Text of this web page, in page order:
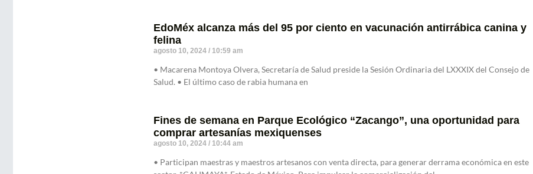
EdoMéx alcanza más del 95 por ciento en vacunación antirrábica canina y
felina
agosto 10, 2024 10:59 am
• Macarena Montoya Olvera, Secretaría de Salud preside la Sesión Ordinaria del LXXXIX del Consejo de
Salud. • El último caso de rabia humana en
Fines de semana en Parque Ecológico “Zacango”, una oportunidad para
comprar artesanías mexiquenses
agosto 10, 2024 10:44 am
• Participan maestras y maestros artesanos con venta directa, para generar derrama económica en este